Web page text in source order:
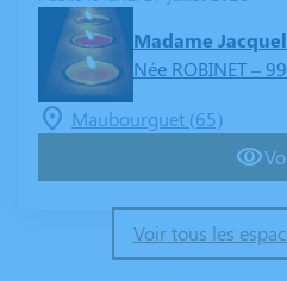
Madame
Née ROBINET–
Maubourguet (65)
Voir tous les